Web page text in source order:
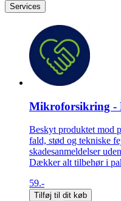
Services
Mikroforsikring -
Beskyt produktet mod
fald, stød og tekniske
skadesanmeldelser
Dækker alt tilbehør i
59.-
Tilføj til dit køb